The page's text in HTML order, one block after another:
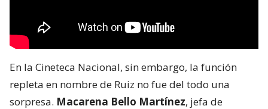
En la Cineteca Nacional, sin embargo, la función
repleta en nombre de Ruiz no fue del todo una
sorpresa. Macarena Bello Martínez, jefa de